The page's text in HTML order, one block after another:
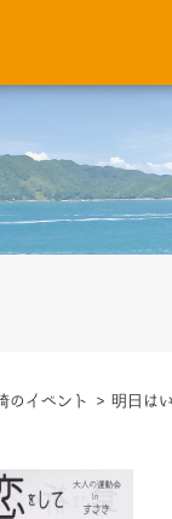
のイベント > 明日は